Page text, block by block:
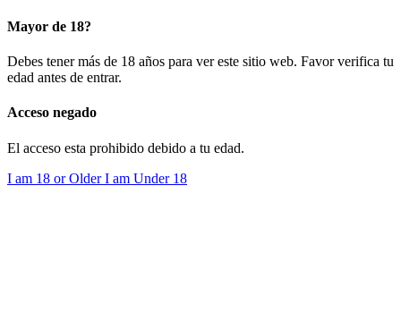
Mayor de 18?
Debes tener más de 18 años para ver este sitio web. Favor verifica tu
edad antes de entrar.
Acceso negado
El acceso esta prohibido debido a tu edad.
I am 18 or OlderI am Under 18